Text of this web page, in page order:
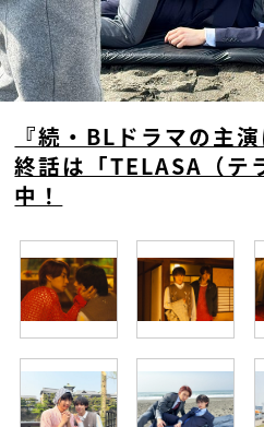
『続・BLドラマの主
終話は「TELASA（テ
中！